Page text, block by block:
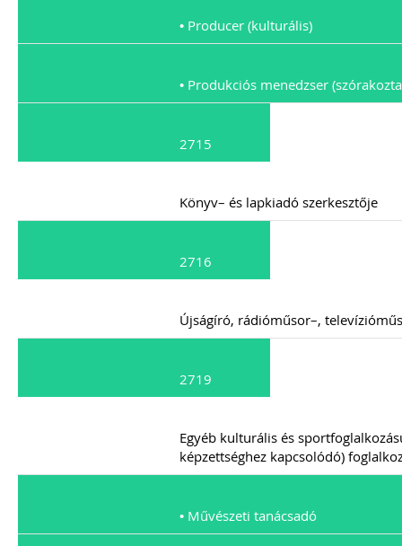
• Producer (kulturális)
• Produkciós menedzser
2715
Könyv– és lapkiadó szerkesztője
2716
Újságíró, rádióműsor–,
2719
Egyéb kulturális és
képzettséghez kapcsolódó)
• Művészeti tanácsadó